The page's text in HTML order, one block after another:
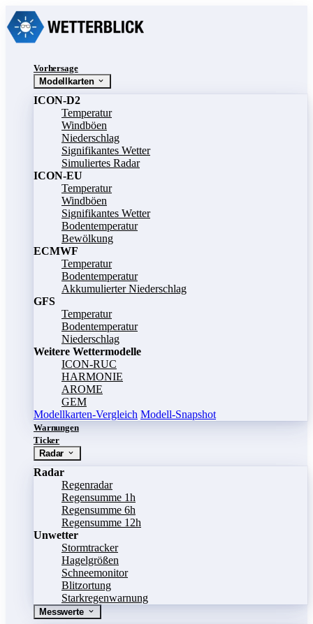
Vorhersage
Modellkarten
ICON-D2
Temperatur
Windböen
Niederschlag
Signifikantes Wetter
Simuliertes Radar
ICON-EU
Temperatur
Windböen
Signifikantes Wetter
Bodentemperatur
Bewölkung
ECMWF
Temperatur
Bodentemperatur
Akkumulierter Niederschlag
GFS
Temperatur
Bodentemperatur
Niederschlag
Weitere Wettermodelle
ICON-RUC
HARMONIE
AROME
GEM
Modellkarten-Vergleich Modell-Snapshot
Warnungen
Ticker
Radar
Radar
Regenradar
Regensumme 1h
Regensumme 6h
Regensumme 12h
Unwetter
Stormtracker
Hagelgrößen
Schneemonitor
Blitzortung
Starkregenwarnung
Messwerte